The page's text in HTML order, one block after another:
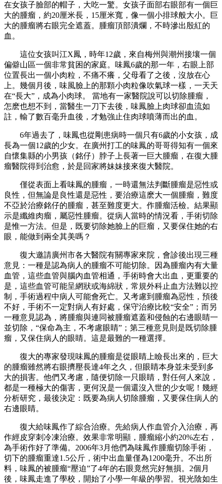
在女孩子臉部的帽子，大吃一驚。女孩子面部右眼部有一個巨
大的腫瘤，約20厘米長， 15厘米寬，像一個小排球般大小。巨
大的腫瘤將右眼完全遮蓋。腫瘤頂部潰爛，不時滲出殷紅的
血。
這位女孩叫江X鳳，時年12歲，來自梅州與潮州接壤一個
偏僻山區一個非常貧困的家庭。味鳳6歲的那一年，右眼上部
位置長出一個小肉粒，不痛不癢，父母看了之後，沒放在心
上。幾個月後，味風臉上的那顆小肉粒像吹氣球一樣，一天天
在“長大”，成為小肉球。
當地有一家醫院說可以切除腫瘤，
怎麽也想不到，當醫生一刀下去後，味鳳臉上肉球卻血流如
註，輸了數百毫升血後，才勉強止住肉球噴薄而出的血。
6年過去了，味鳳也從剛患病時一個只有6歲的小女孩，成
長為一個12歲的少女。在廣州打工的味鳳的哥哥得知有一個來
自懷集縣的小男孩（銘仔）脖子上長著一巨大腫瘤，在復大腫
瘤醫院得到治愈，於是回家將妹妹接來復大醫院。
僅從表面上看味鳳的腫瘤，一時還無法判斷腫瘤是惡性或
良性，但無論是良性還是惡性，要治療這麽大一個腫瘤，難度
不亞於治療銘仔的腫瘤，甚至難度更大。作腫瘤活檢。結果顯
示是纖維肉瘤，屬惡性腫瘤。從病人當時的情況看，手術切除
是惟一方法。但是，既要切除她臉上的巨瘤，又要保住她的右
眼，能做到兩全其美嗎？
復大邀請廣州市各大醫院有關專家來院，會診後出現三種
意見：一種是認為病人的腫瘤不可能切除。因為腫瘤內有大量
血管，這些血管與腦內血管相通，手術時會大出血，更重要的
是，這些血管可能呈網狀或海綿狀，常規外科止血方法難以控
制，手術過程中病人可能會死亡。又考慮到腫瘤為惡性，預後
不好，手術不一定對病人有好處，保守治療比較“安全”；而另
一種意見認為，將腫瘤與連同被腫瘤遮蓋和侵蝕的右邊眼睛一
並切除，“保命為主，不考慮眼睛”；第三種意見則是既切除腫
瘤，又保住病人的眼睛。這是最難的一種選擇。
復大的專家發現味鳳的腫瘤是從眼睛上瞼長出來的，巨大
的腫瘤雖然將右眼擠壓長達4年之久，但眼睛本身並未受到多
大的損害。他們又考慮，隨便切除一只眼睛，對任何人來說，
都是一種極大的傷害，更何況是一個還沒入世的少女呢！幾經
分析研究，最後決定：既要為病人切除腫瘤，又要保住病人的
右邊眼睛。
復大給味鳳作了綜合治療。先給病人作血管介入治療，再
作經皮穿刺冷凍治療。效果非常明顯，腫瘤縮小約20%左右，
為手術作好了準備。 2006年3月他們為味鳳作腫瘤切除手術，
切下的腫瘤重達1.5公斤，術中出血量僅為1200毫升。不出所
料，味鳳的被腫瘤“壓迫”了4年的右眼竟然完好無損。 2個月
後，味鳳走進了學校，開始了小學一年級的學習。視光陰如生